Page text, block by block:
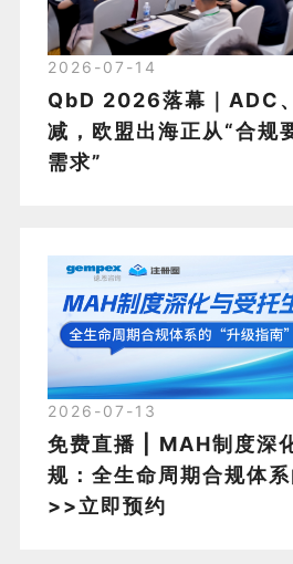
2026-07-14
QbD 2026落幕｜ADC
减，欧盟出海正从“合规
需求”
2026-07-13
免费直播 | MAH制度深
规：全生命周期合规体
>>立即预约